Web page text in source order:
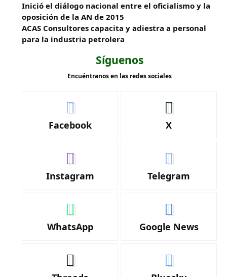
Inició el diálogo nacional entre el oficialismo y la
oposición de la AN de 2015
ACAS Consultores capacita y adiestra a personal
para la industria petrolera
Síguenos
Encuéntranos en las redes sociales
Facebook X
Instagram Telegram
WhatsApp Google News